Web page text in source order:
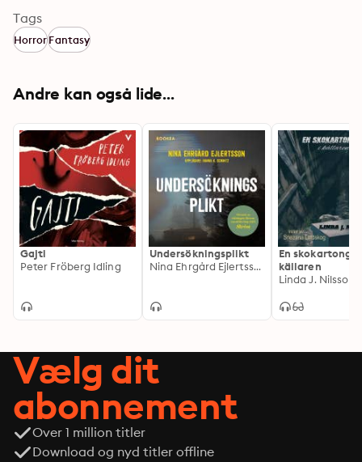
Tags
HorrorFantasy
Andre kan også lide...
Gajti
Peter Fröberg Idling
Undersökningsplikt
Nina Ehrgård Ejlertsson
En skokartong i
källaren
Linda J. Nilsson
Vælg dit
abonnement
Over 1 million titler
Download og nyd titler offline